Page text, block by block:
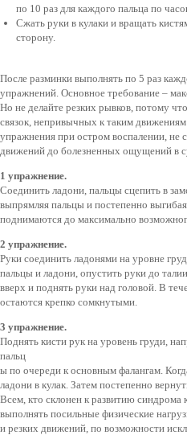
по 10 раз для каждого пальца по
Сжать руки в кулаки и вращать
сторону.
После разминки выполнять по 5 раз
упражнений. Основное требование –
Но не делайте резких рывков, потому
связок, непривычных к таким
упражнения при остром воспалении, не
движений до болезненных ощущений в
1 упражнение.
Соединить ладони, пальцы сцепить в
выпрямляя пальцы и постепенно
поднимаются до максимально
2 упражнение.
Руки соединить ладонями на уровне
пальцы и ладони, опустить руки до
вверх и поднять руки над головой. В
остаются крепко сомкнутыми.
3 упражнение.
Поднять кисти рук на уровень груди,
пальц
ы по очереди к основным фалангам.
ладони в кулак. Затем постепенно
Всем, кто склонен к развитию синдрома
выполнять посильные физические
и резких движений, по возможности